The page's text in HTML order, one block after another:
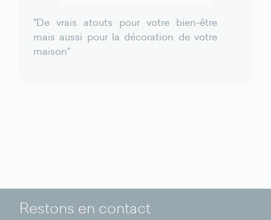
"De vrais atouts pour votre bien-être
mais aussi pour la décoration de votre
maison"
Restons en contact